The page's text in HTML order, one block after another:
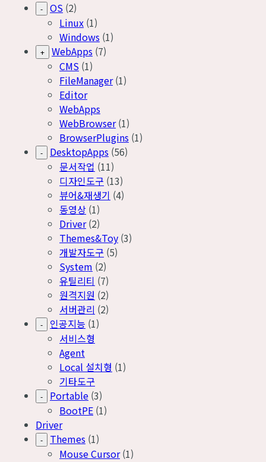
- OS (2)
Linux (1)
Windows (1)
+ WebApps (7)
CMS (1)
FileManager (1)
Editor
WebApps
WebBrowser (1)
BrowserPlugins (1)
- DesktopApps (56)
문서작업 (11)
디자인도구 (13)
뷰어&재생기 (4)
동영상 (1)
Driver (2)
Themes&Toy (3)
개발자도구 (5)
System (2)
유틸리티 (7)
원격지원 (2)
서버관리 (2)
- 인공지능 (1)
서비스형
Agent
Local 설치형 (1)
기타도구
- Portable (3)
BootPE (1)
Driver
- Themes (1)
Mouse Cursor (1)